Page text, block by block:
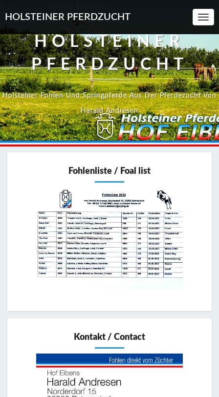
HOLSTEINER PFERDZUCHT
HOLSTEINER
PFERDZUCHT
Holsteiner Fohlen Und Springpferde Aus Der Pferdezucht Von
Harald Andresen
Fohlenliste / Foal list
Kontakt / Contact